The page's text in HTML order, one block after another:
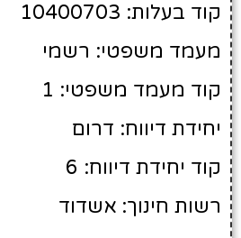
קוד בעלות: 10400703
מעמד משפטי: רשמי
קוד מעמד משפטי: 1
יחידת דיווח: דרום
קוד יחידת דיווח: 6
רשות חינוך: אשדוד